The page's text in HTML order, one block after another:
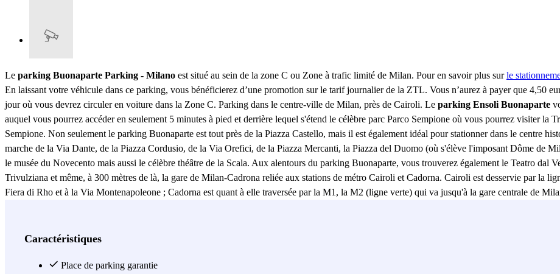
Le parking Buonaparte Parking - Milano est situé au sein de la zone C ou Zone à trafic limité de Milan. Pour en savoir plus surle
En laissant votre véhicule dans ce parking, vous bénéficierez d’une promotion sur le tarif journalier de la ZTL. Vous n’aurez à payer que 4,50
jour où vous devrez circuler en voiture dans la Zone C. Parking dans le centre-ville de Milan, près de Cairoli. Le parking Ensoli Buonaparte
auquel vous pourrez accéder en seulement 5 minutes à pied et derrière lequel s'étend le célèbre parc Parco Sempione où vous pourrez visiter
Sempione. Non seulement le parking Buonaparte est tout près de la Piazza Castello, mais il est également idéal pour stationner dans le centre
marche de la Via Dante, de la Piazza Cordusio, de la Via Orefici, de la Piazza Mercanti, la Piazza del Duomo (où s'élève l'imposant Dôme de
le musée du Novecento mais aussi le célèbre théâtre de la Scala. Aux alentours du parking Buonaparte, vous trouverez également le Teatro dal
Trivulziana et même, à 300 mètres de là, la gare de Milan-Cadrona reliée aux stations de métro Cairoli et Cadorna. Cairoli est desservie par la
Fiera di Rho et à la Via Montenapoleone ; Cadorna est quant à elle traversée par la M1, la M2 (ligne verte) qui va jusqu'à la gare centrale de
Bonaparte qui entoure la Piazza Castello. Il offre d'autre part la possibilité de recharger les véhicules électriques.
Caractéristiques
Place de parking garantie